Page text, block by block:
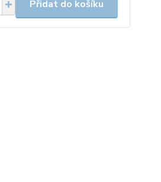
Přidat do košíku